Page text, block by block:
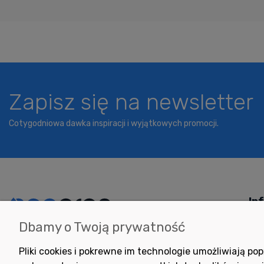
Zapisz się na newsletter
Cotygodniowa dawka inspiracji i wyjątkowych promocji.
Potrzebujesz pomocy
+48 791 806 804
Dbamy o Twoją prywatność
Pliki cookies i pokrewne im technologie umożliwiają